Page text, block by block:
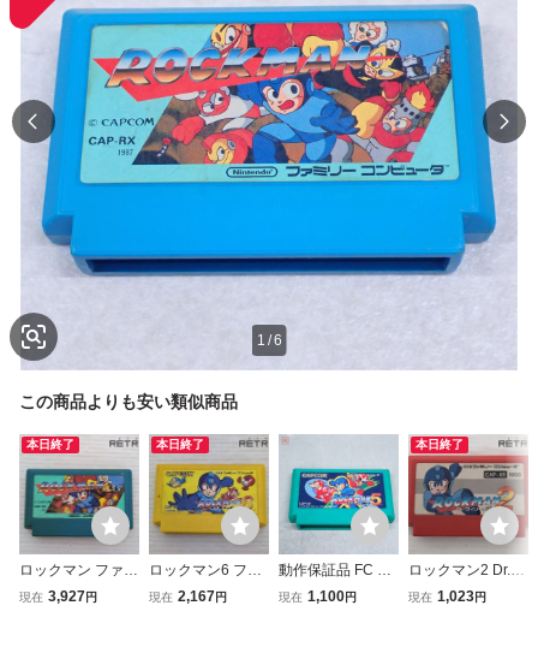
1 /6
この商品よりも安い類似商品
本日終了
ロックマン ファミ
コン FC
現在 3,927円
本日終了
ロックマン6 ファ
ミコン FC
現在 2,167円
動作保証品 FC フ
ァミコン ロックマ
現在 1,100円
本日終了
ロックマン2 Dr.ワ
イリーの謎 ファミ
現在 1,023円